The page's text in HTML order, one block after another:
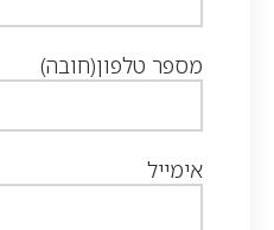
מספר טלפון(חובה)
אימייל